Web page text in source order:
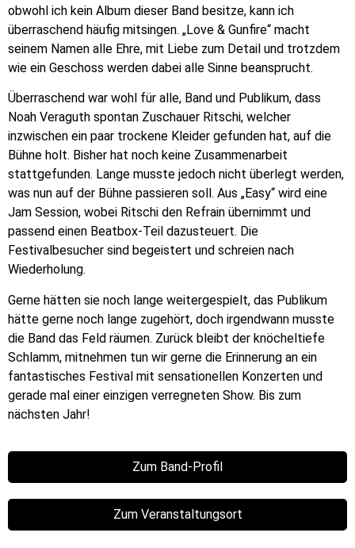
obwohl ich kein Album dieser Band besitze, kann ich
überraschend häufig mitsingen. „Love & Gunfire“ macht
seinem Namen alle Ehre, mit Liebe zum Detail und trotzdem
wie ein Geschoss werden dabei alle Sinne beansprucht.
Überraschend war wohl für alle, Band und Publikum, dass
Noah Veraguth spontan Zuschauer Ritschi, welcher
inzwischen ein paar trockene Kleider gefunden hat, auf die
Bühne holt. Bisher hat noch keine Zusammenarbeit
stattgefunden. Lange musste jedoch nicht überlegt werden,
was nun auf der Bühne passieren soll. Aus „Easy“ wird eine
Jam Session, wobei Ritschi den Refrain übernimmt und
passend einen Beatbox-Teil dazusteuert. Die
Festivalbesucher sind begeistert und schreien nach
Wiederholung.
Gerne hätten sie noch lange weitergespielt, das Publikum
hätte gerne noch lange zugehört, doch irgendwann musste
die Band das Feld räumen. Zurück bleibt der knöcheltiefe
Schlamm, mitnehmen tun wir gerne die Erinnerung an ein
fantastisches Festival mit sensationellen Konzerten und
gerade mal einer einzigen verregneten Show. Bis zum
nächsten Jahr!
Zum Band-Profil
Zum Veranstaltungsort